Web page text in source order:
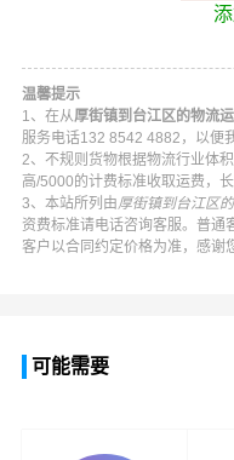
温馨提示
1、在从厚街镇到台江区的物流
服务电话132 8542 4882 ，以便
2、不规则货物根据物流行业体
高/5000的计费标准收取运费，
3、本站所列由厚街镇到台江区
资费标准请电话咨询客服。普通
客户以合同约定价格为准，感谢
可能需要